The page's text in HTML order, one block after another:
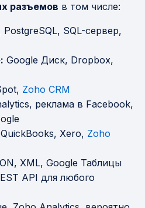
разъемов в том числе:
PostgreSQL, SQL-сервер,
Google Диск, Dropbox,
Zoho CRM
реклама в Facebook,
QuickBooks, Xero, Zoho
XML, Google Таблицы
API для любого